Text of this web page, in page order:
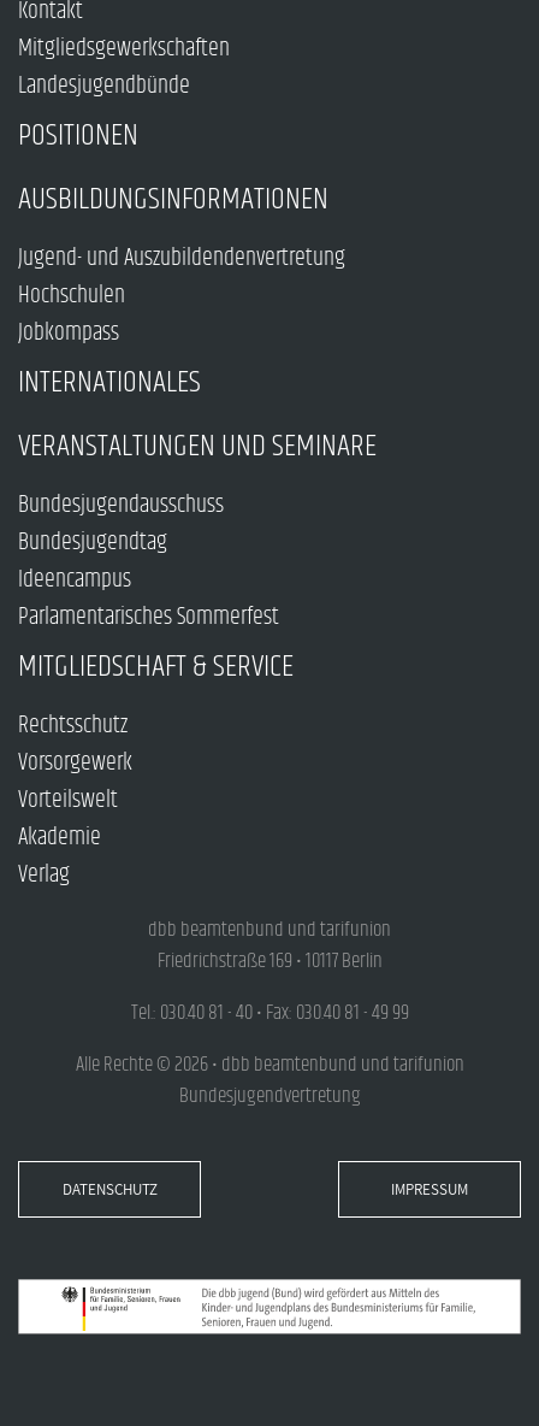
Kontakt
Mitgliedsgewerkschaften
Landesjugendbünde
POSITIONEN
AUSBILDUNGSINFORMATIONEN
Jugend- und Auszubildendenvertretung
Hochschulen
Jobkompass
INTERNATIONALES
VERANSTALTUNGEN UND SEMINARE
Bundesjugendausschuss
Bundesjugendtag
Ideencampus
Parlamentarisches Sommerfest
MITGLIEDSCHAFT & SERVICE
Rechtsschutz
Vorsorgewerk
Vorteilswelt
Akademie
Verlag
dbb beamtenbund und tarifunion
Friedrichstraße 169 • 10117 Berlin
Tel.: 030.40 81 - 40 • Fax: 030.40 81 - 49 99
Alle Rechte © 2026 • dbb beamtenbund und tarifunion
Bundesjugendvertretung
DATENSCHUTZ IMPRESSUM